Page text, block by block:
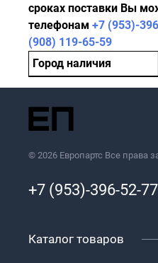
сроках поставки Вы
телефонам +7 (953)-
(908) 119-65-59
Город наличия
© 2026 Европартс Все права
+7 (953)-396-52-77
Каталог товаров